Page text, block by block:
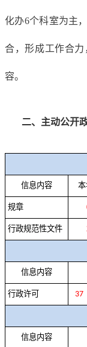
化办6个科室为主
合，形成工作合力
容。
二、主动公开
信息内容
规章
行政规范性文件
信息内容
行政许可 37
信息内容